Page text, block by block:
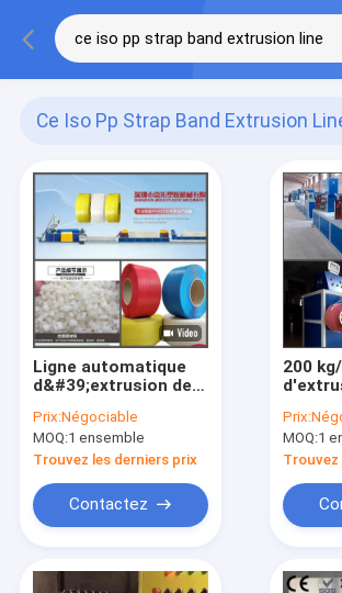
Ce Iso Pp Strap Band Extrusion
Ligne automatique
d&#39;extrusion de
pp courroie de
polyester pp de
contrôle de PLC
faisant la machine
Prix:Négociable
MOQ:1 ensemble
Trouvez les derniers prix
Contactez
200
PP
Prix:
MOQ:1
Trouvez